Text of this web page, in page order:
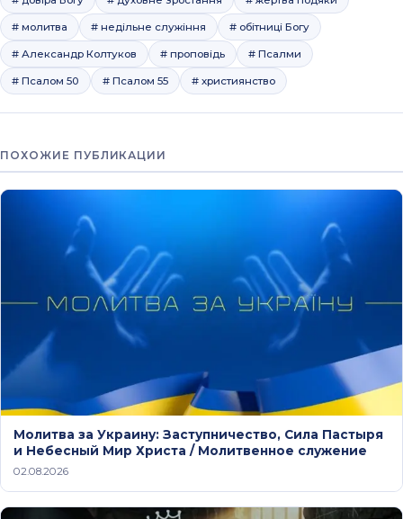
# молитва # недільне служіння # обітниці Богу
# Александр Колтуков # проповідь # Псалми
# Псалом 50 # Псалом 55 # християнство
ПОХОЖИЕ ПУБЛИКАЦИИ
Молитва за Украину: Заступничество, Сила Пастыря
и Небесный Мир Христа / Молитвенное служение
02.08.2026